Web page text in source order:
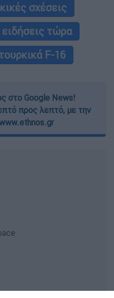
σχέσεις
ειδήσεις τώρα
F-16
στο Google News!
προς λεπτό, με την